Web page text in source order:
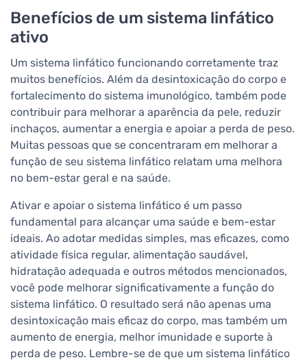
Benefícios de um sistema linfático
ativo
Um sistema linfático funcionando corretamente traz
muitos benefícios. Além da desintoxicação do corpo e
fortalecimento do sistema imunológico, também pode
contribuir para melhorar a aparência da pele, reduzir
inchaços, aumentar a energia e apoiar a perda de peso.
Muitas pessoas que se concentraram em melhorar a
função de seu sistema linfático relatam uma melhora
no bem-estar geral e na saúde.
Ativar e apoiar o sistema linfático é um passo
fundamental para alcançar uma saúde e bem-estar
ideais. Ao adotar medidas simples, mas eficazes, como
atividade física regular, alimentação saudável,
hidratação adequada e outros métodos mencionados,
você pode melhorar significativamente a função do
sistema linfático. O resultado será não apenas uma
desintoxicação mais eficaz do corpo, mas também um
aumento de energia, melhor imunidade e suporte à
perda de peso. Lembre-se de que um sistema linfático